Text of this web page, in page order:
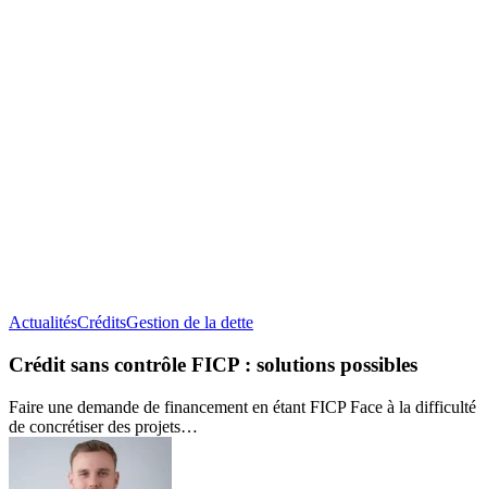
ActualitésCréditsGestion de la detteCrédit
contrôle
solutions
possibles
Crédit sans contrôle FICP : solutions possibles
Faire une demande de financement en étant FICP Face à la difficulté
de concrétiser des projets…